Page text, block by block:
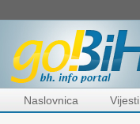
Naslovnica Vijesti